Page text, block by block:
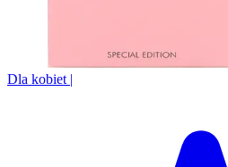
Dla kobiet |